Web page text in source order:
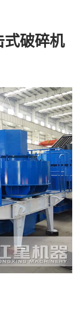
式破碎机